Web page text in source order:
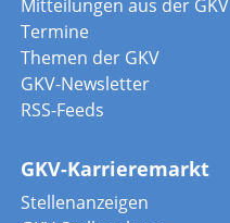
Mitteilungen aus der GKV
Termine
Themen der GKV
GKV-Newsletter
RSS-Feeds
GKV-Karrieremarkt
Stellenanzeigen